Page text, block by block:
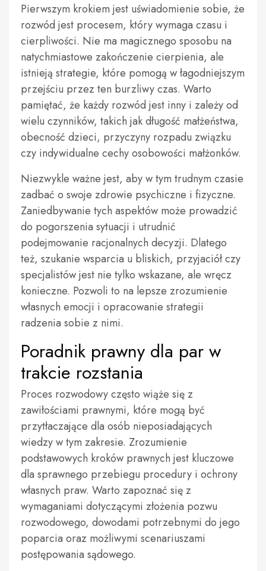
Pierwszym krokiem jest uświadomienie sobie, że
rozwód jest procesem, który wymaga czasu i
cierpliwości. Nie ma magicznego sposobu na
natychmiastowe zakończenie cierpienia, ale
istnieją strategie, które pomogą w łagodniejszym
przejściu przez ten burzliwy czas. Warto
pamiętać, że każdy rozwód jest inny i zależy od
wielu czynników, takich jak długość małżeństwa,
obecność dzieci, przyczyny rozpadu związku
czy indywidualne cechy osobowości małżonków.
Niezwykle ważne jest, aby w tym trudnym czasie
zadbać o swoje zdrowie psychiczne i fizyczne.
Zaniedbywanie tych aspektów może prowadzić
do pogorszenia sytuacji i utrudnić
podejmowanie racjonalnych decyzji. Dlatego
też, szukanie wsparcia u bliskich, przyjaciół czy
specjalistów jest nie tylko wskazane, ale wręcz
konieczne. Pozwoli to na lepsze zrozumienie
własnych emocji i opracowanie strategii
radzenia sobie z nimi.
Poradnik prawny dla par w
trakcie rozstania
Proces rozwodowy często wiąże się z
zawiłościami prawnymi, które mogą być
przytłaczające dla osób nieposiadających
wiedzy w tym zakresie. Zrozumienie
podstawowych kroków prawnych jest kluczowe
dla sprawnego przebiegu procedury i ochrony
własnych praw. Warto zapoznać się z
wymaganiami dotyczącymi złożenia pozwu
rozwodowego, dowodami potrzebnymi do jego
poparcia oraz możliwymi scenariuszami
postępowania sądowego.